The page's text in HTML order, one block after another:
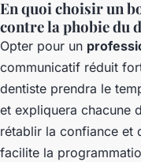
En quoi choisir un
contre la phobie du
Opter pour un
communicatif réduit
dentiste prendra le
et expliquera chacune
rétablir la confiance et
facilite la